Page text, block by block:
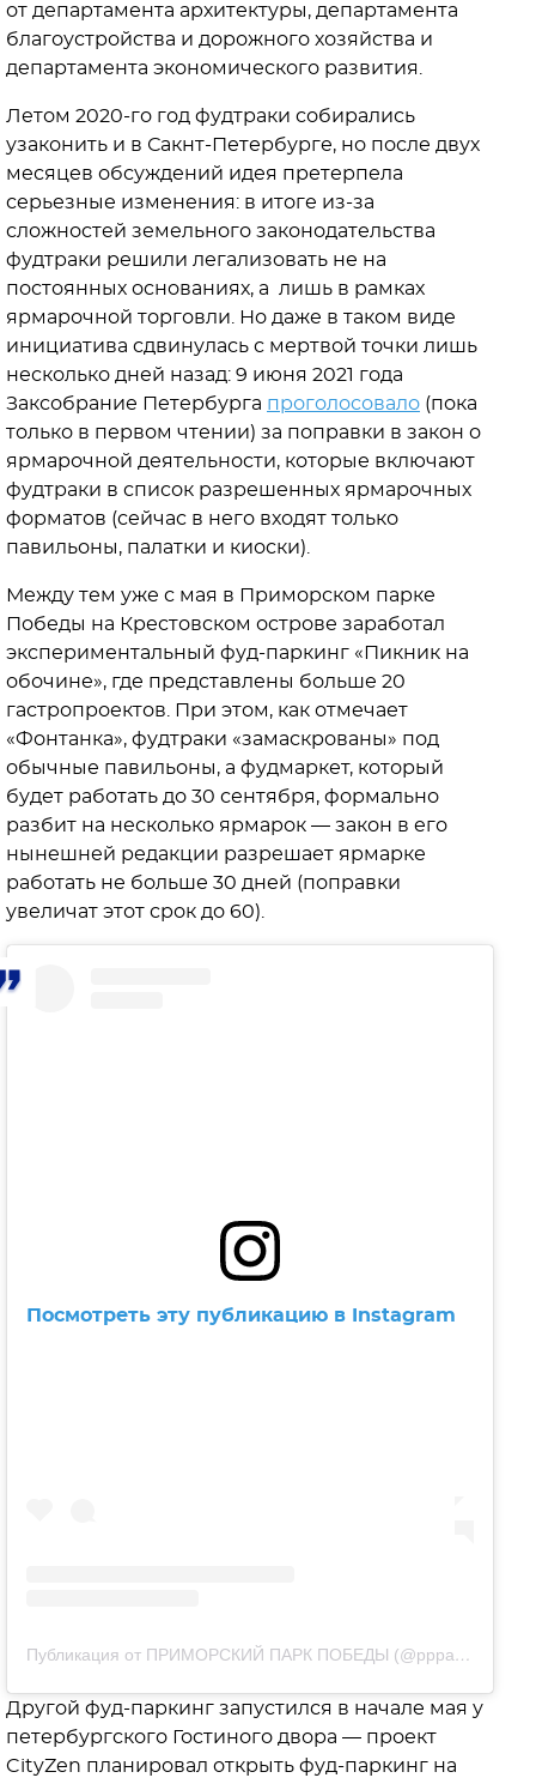
от департамента архитектуры, департамента
благоустройства и дорожного хозяйства и
департамента экономического развития.
Летом 2020-го год фудтраки собирались
узаконить и в Сакнт-Петербурге, но после двух
месяцев обсуждений идея претерпела
серьезные изменения: в итоге из-за
сложностей земельного законодательства
фудтраки решили легализовать не на
постоянных основаниях, а лишь в рамках
ярмарочной торговли. Но даже в таком виде
инициатива сдвинулась с мертвой точки лишь
несколько дней назад: 9 июня 2021 года
Заксобрание Петербурга проголосовало (пока
только в первом чтении) за поправки в закон о
ярмарочной деятельности, которые включают
фудтраки в список разрешенных ярмарочных
форматов (сейчас в него входят только
павильоны, палатки и киоски).
Между тем уже с мая в Приморском парке
Победы на Крестовском острове заработал
экспериментальный фуд-паркинг «Пикник на
обочине», где представлены больше 20
гастропроектов. При этом, как отмечает
«Фонтанка», фудтраки «замаскрованы» под
обычные павильоны, а фудмаркет, который
будет работать до 30 сентября, формально
разбит на несколько ярмарок — закон в его
нынешней редакции разрешает ярмарке
работать не больше 30 дней (поправки
увеличат этот срок до 60).
Посмотреть эту публикацию в Instagram
Публикация от ПРИМОРСКИЙ ПАРК ПОБЕДЫ (@pppark.ru)
Другой фуд-паркинг запустился в начале мая у
петербургского Гостиного двора — проект
CityZen планировал открыть фуд-паркинг на